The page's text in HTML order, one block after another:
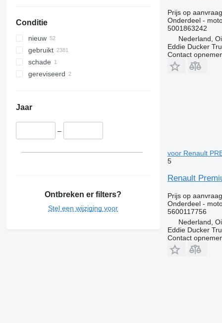
Conditie
nieuw
gebruikt
schade
gereviseerd
Jaar
–
Ontbreken er filters?
Stel een wijziging voor
Prijs op aanvraag
Onderdeel -
5001863242
Nederland,
Eddie Ducker
Contact
voor Renault
5
Renault
Prijs op aanvraag
Onderdeel -
5600117756
Nederland,
Eddie Ducker
Contact